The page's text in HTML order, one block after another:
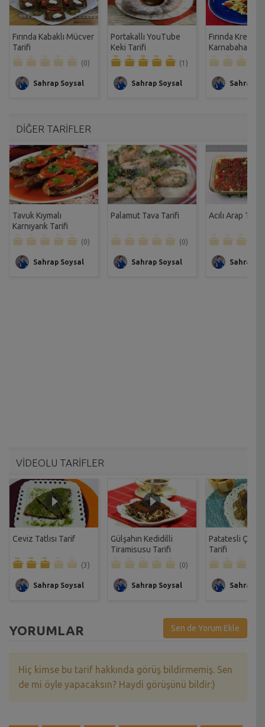
Fırında Kabaklı Mücver
Tarifi
(0)
Sahrap Soysal
Portakallı YouTube
Keki Tarifi
(1)
Sahrap Soysal
Fırında Kremalı
Karnabahar
Tarifi
Sahrap
DİĞER TARİFLER
Tavuk Kıymalı
Karnıyarık Tarifi
(0)
Sahrap Soysal
Palamut Tava Tarifi
(0)
Sahrap Soysal
Acılı Arap
Sahrap
VİDEOLU TARİFLER
Ceviz Tatlısı Tarif
(3)
Sahrap Soysal
Gülşahın Kedidilli
Tiramisusu Tarifi
(0)
Sahrap Soysal
Patatesli Çıtır
Tarifi
Sahrap
YORUMLAR Sen de Yorum Ekle
Hiç kimse bu tarif hakkında görüş bildirmemiş. Sen
de mi öyle yapacaksın? Haydi görüşünü bildir:)